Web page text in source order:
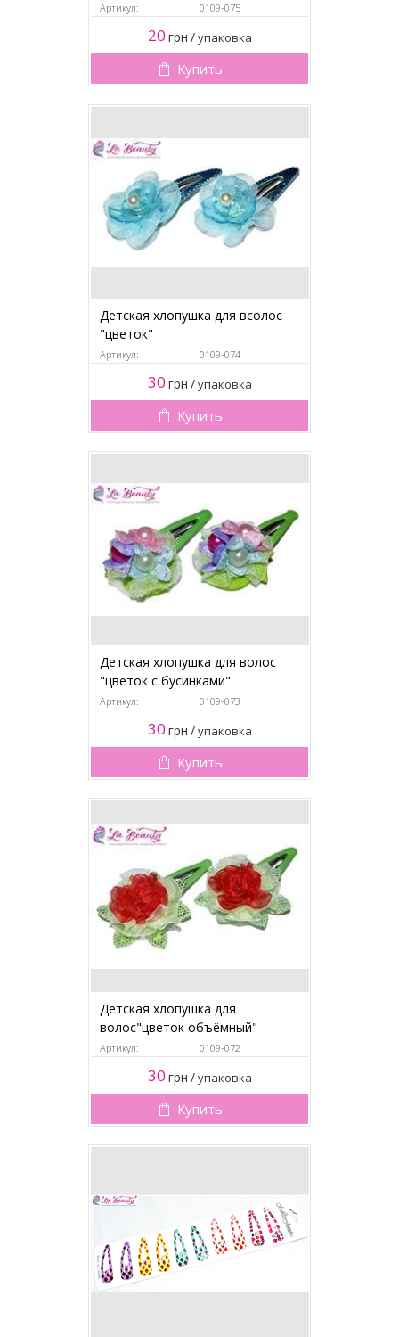
Артикул: 0109-075
20 грн /упаковка
Купить
Детская хлопушка для всолос
"цветок"
Артикул: 0109-074
30 грн /упаковка
Купить
Детская хлопушка для волос
"цветок с бусинками"
Артикул: 0109-073
30 грн /упаковка
Купить
Детская хлопушка для
волос"цветок объёмный"
Артикул: 0109-072
30 грн /упаковка
Купить